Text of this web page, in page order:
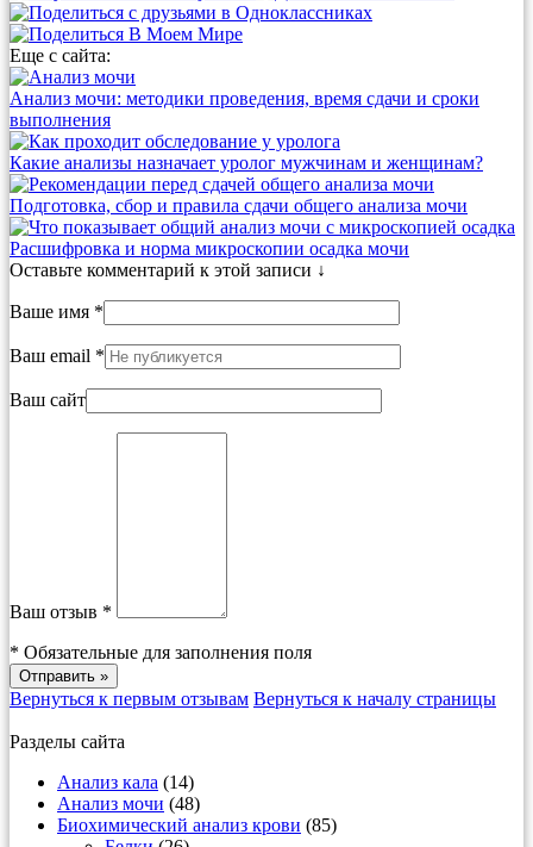
Еще с сайта:
Анализ мочи: методики проведения, время сдачи и сроки
выполнения
Какие анализы назначает уролог мужчинам и женщинам?
Подготовка, сбор и правила сдачи общего анализа мочи
Расшифровка и норма микроскопии осадка мочи
Оставьте комментарий к этой записи ↓
Ваше имя *
Ваш email *
Ваш сайт
Ваш отзыв *
* Обязательные для заполнения поля
Вернуться к первым отзывам Вернуться к началу страницы
Разделы сайта
Анализ кала (14)
Анализ мочи (48)
Биохимический анализ крови (85)